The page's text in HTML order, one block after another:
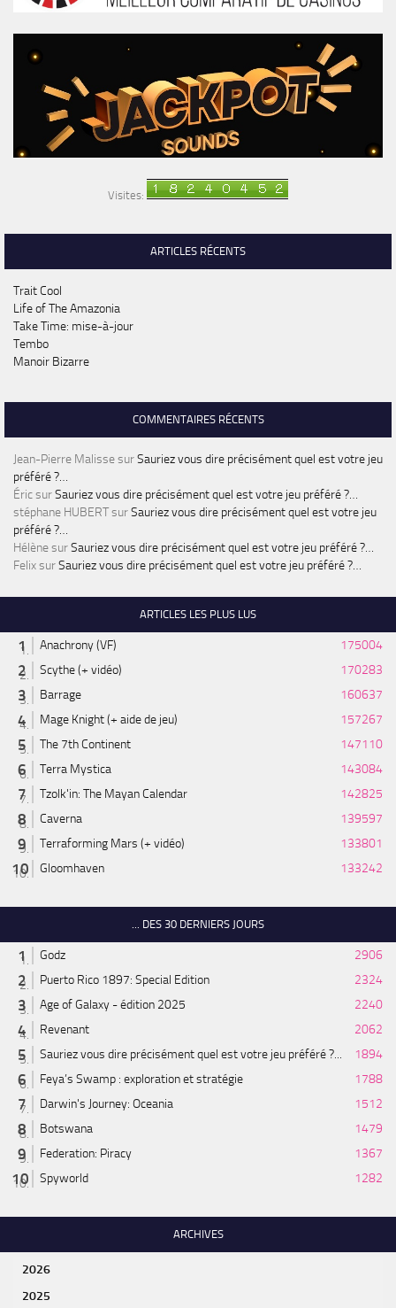
Visites:
ARTICLES RÉCENTS
Trait Cool
Life of The Amazonia
Take Time: mise-à-jour
Tembo
Manoir Bizarre
COMMENTAIRES RÉCENTS
Jean-Pierre MalissesurSauriez vous dire précisément quel est votre jeu
préféré ?…
ÉricsurSauriez vous dire précisément quel est votre jeu préféré ?…
stéphane HUBERTsurSauriez vous dire précisément quel est votre jeu
préféré ?…
HélènesurSauriez vous dire précisément quel est votre jeu préféré ?…
FelixsurSauriez vous dire précisément quel est votre jeu préféré ?…
ARTICLES LES PLUS LUS
Anachrony (VF)
175004
Scythe (+ vidéo)
170283
Barrage
160637
Mage Knight (+ aide de jeu)
157267
The 7th Continent
147110
Terra Mystica
143084
Tzolk'in: The Mayan Calendar
142825
Caverna
139597
Terraforming Mars (+ vidéo)
133801
Gloomhaven
133242
... DES 30 DERNIERS JOURS
Godz
2906
Puerto Rico 1897: Special Edition
2324
Age of Galaxy - édition 2025
2240
Revenant
2062
Sauriez vous dire précisément quel est votre jeu préféré ?...
1894
Feya’s Swamp : exploration et stratégie
1788
Darwin's Journey: Oceania
1512
Botswana
1479
Federation: Piracy
1367
Spyworld
1282
ARCHIVES
2026
2025